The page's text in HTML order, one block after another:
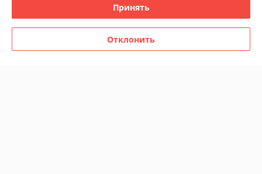
Политика обработки cookies
Сайт создан на платформе Deal.by
Принять
Отклонить